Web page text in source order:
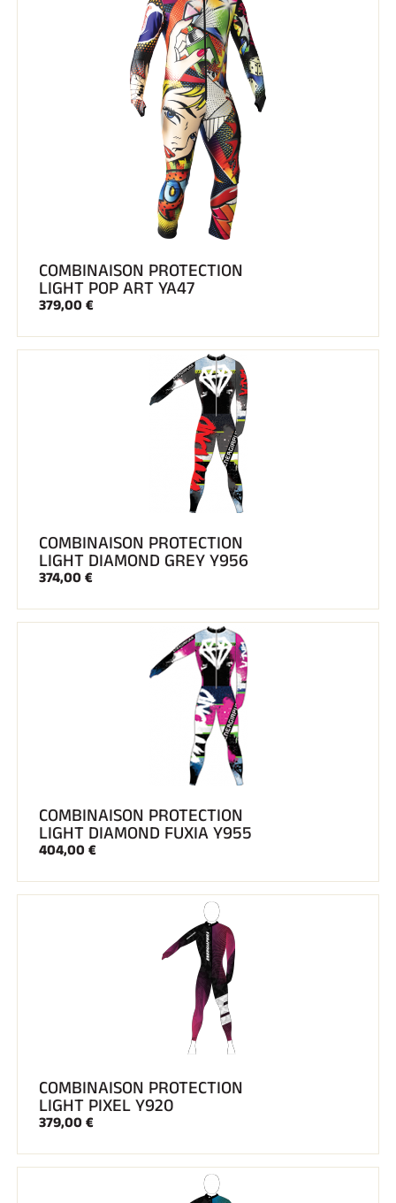
COMBINAISON PROTECTION
LIGHT POP ART YA47
379,00 €
COMBINAISON PROTECTION
LIGHT DIAMOND GREY Y956
374,00 €
COMBINAISON PROTECTION
LIGHT DIAMOND FUXIA Y955
404,00 €
COMBINAISON PROTECTION
LIGHT PIXEL Y920
379,00 €